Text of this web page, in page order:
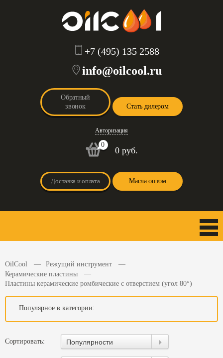
+7 (495) 135 2588
info@oilcool.ru
Обратный
звонок
Стать дилером
Авторизация
0
0 руб.
Доставка и оплата Масла оптом
OilCool
Режущий инструмент
Керамические пластины
Пластины керамические ромбические с отверстием (угол 80°)
Популярное в категории:
Сортировать: Популярности